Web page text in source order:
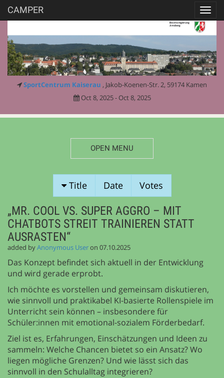
CAMPER
SportCentrum Kaiserau , Jakob-Koenen-Str. 2, 59174 Kamen
Oct 8, 2025 - Oct 8, 2025
OPEN MENU
Title Date Votes
„MR. COOL VS. SUPER AGGRO – MIT
CHATBOTS STREIT TRAINIEREN STATT
AUSRASTEN“
added byAnonymous Useron 07.10.2025
Das Konzept befindet sich aktuell in der Entwicklung
und wird gerade erprobt.
Ich möchte es vorstellen und gemeinsam diskutieren,
wie sinnvoll und praktikabel KI-basierte Rollenspiele im
Unterricht sein können – insbesondere für
Schüler:innen mit emotional-sozialem Förderbedarf.
Ziel ist es, Erfahrungen, Einschätzungen und Ideen zu
sammeln: Welche Chancen bietet so ein Ansatz? Wo
liegen mögliche Grenzen? Und wie lässt sich das
sinnvoll in den Schulalltag integrieren?